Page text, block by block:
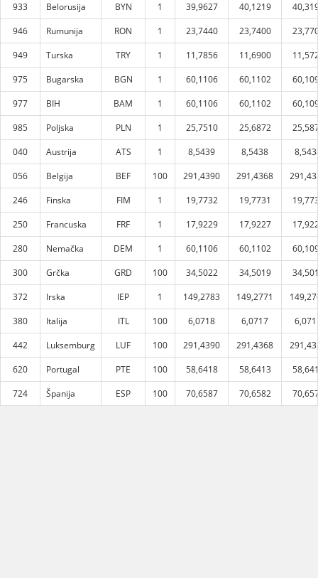
933
Belorusija BYN 1 39,9627 40,1219
946
Rumunija RON 1 23,7440 23,7400
949
Turska TRY 1 11,7856 11,6900
975
Bugarska BGN 1 60,1106 60,1102
977
BIH BAM 1 60,1106 60,1102
985
Poljska PLN 1 25,7510 25,6872
040
Austrija ATS 1 8,5439 8,5438
056
Belgija BEF 100 291,4390 291,4368
246
Finska FIM 1 19,7732 19,7731
250
Francuska FRF 1 17,9229 17,9227
280
Nemačka DEM 1 60,1106 60,1102
300
Grčka GRD 100 34,5022 34,5019
372
Irska IEP 1 149,2783 149,2771
380
Italija ITL 100 6,0718 6,0717
442
Luksemburg LUF 100 291,4390 291,4368
620
Portugal PTE 100 58,6418 58,6413
724
Španija ESP 100 70,6587 70,6582